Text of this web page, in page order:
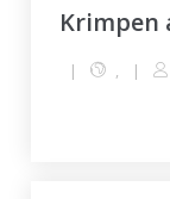
Krimpen
| , |